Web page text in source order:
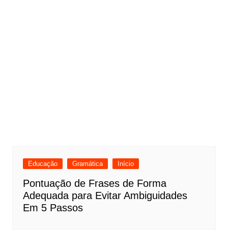
Educação Gramática Início
Pontuação de Frases de Forma
Adequada para Evitar Ambiguidades
Em 5 Passos